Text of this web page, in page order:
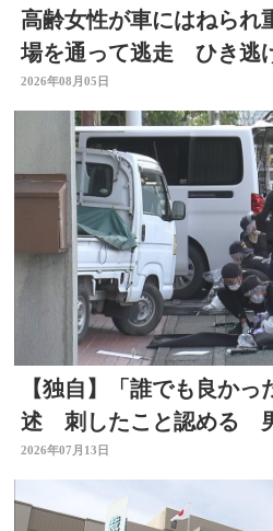
高齢女性が車にはねら
場を通って逃走 ひき
大分
2026年08月05日
【独自】「誰でも良か
述 刺したこと認める
害者と面識なし 大分
2026年07月13日